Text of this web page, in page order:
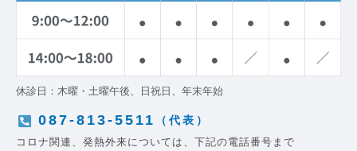
休診日：木曜・土曜午後、日祝日、年末年始
087-813-5511 （代表）
コロナ関連、発熱外来については、下記の電話番号まで